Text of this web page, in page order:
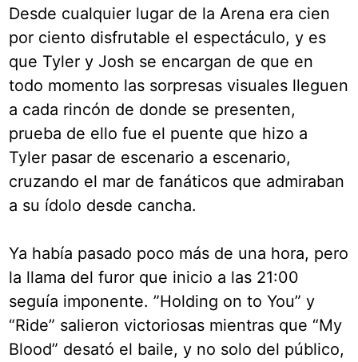
Desde cualquier lugar de la Arena era cien
por ciento disfrutable el espectáculo, y es
que Tyler y Josh se encargan de que en
todo momento las sorpresas visuales lleguen
a cada rincón de donde se presenten,
prueba de ello fue el puente que hizo a
Tyler pasar de escenario a escenario,
cruzando el mar de fanáticos que admiraban
a su ídolo desde cancha.
Ya había pasado poco más de una hora, pero
la llama del furor que inicio a las 21:00
seguía imponente. ”Holding on to You” y
“Ride” salieron victoriosas mientras que “My
Blood” desató el baile, y no solo del público,